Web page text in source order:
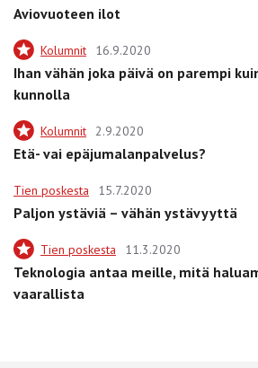
Aviovuoteen ilot
Kolumnit 16.9.2020
Ihan vähän joka päivä on parempi
kunnolla
Kolumnit 2.9.2020
Etä- vai epäjumalanpalvelus?
Tien poskesta 15.7.2020
Paljon ystäviä – vähän ystävyyttä
Tien poskesta 11.3.2020
Teknologia antaa meille, mitä
vaarallista